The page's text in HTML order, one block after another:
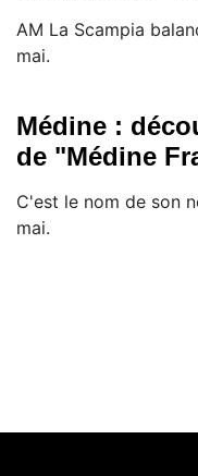
AM La Scampia
mai.
Médine :
de "Médine
C'est le nom de son
mai.